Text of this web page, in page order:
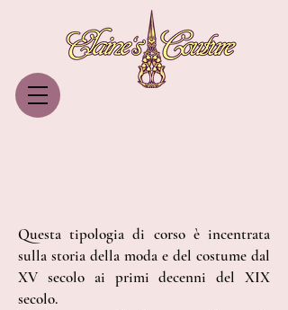
Questa tipologia di corso è incentrata
sulla storia della moda e del costume dal
XV secolo ai primi decenni del XIX
secolo.